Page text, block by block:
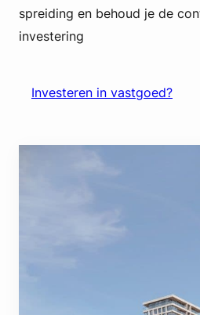
spreiding en behoud je de
investering
Investeren in vastgoed?